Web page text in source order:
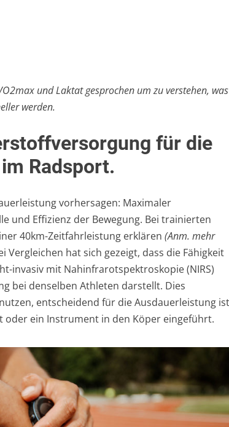
und Laktat gesprochen um zu verstehen, was
werden.
für die
Radsport.
vorhersagen: Maximaler
und Effizienz der Bewegung. Bei trainierten
40km-Zeitfahrleistung erklären(Anm. mehr
Vergleichen hat sich gezeigt, dass die Fähigkeit
invasiv mit Nahinfrarotspektroskopie (NIRS)
bei denselben Athleten darstellt. Dies
entscheidend für die Ausdauerleistung
oder ein Instrument in den Köper eingeführt.